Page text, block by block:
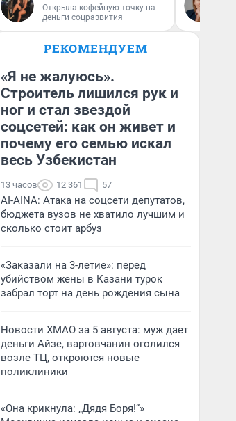
Открыла кофейную точку на
деньги соцразвития
РЕКОМЕНДУЕМ
«Я не жалуюсь».
Строитель лишился рук и
ног и стал звездой
соцсетей: как он живет и
почему его семью искал
весь Узбекистан
13 часов 12 361 57
AI-AINA: Атака на соцсети депутатов,
бюджета вузов не хватило лучшим и
сколько стоит арбуз
«Заказали на 3-летие»: перед
убийством жены в Казани турок
забрал торт на день рождения сына
Новости ХМАО за 5 августа: муж дает
деньги Айзе, вартовчанин оголился
возле ТЦ, откроются новые
поликлиники
«Она крикнула: „Дядя Боря!“»